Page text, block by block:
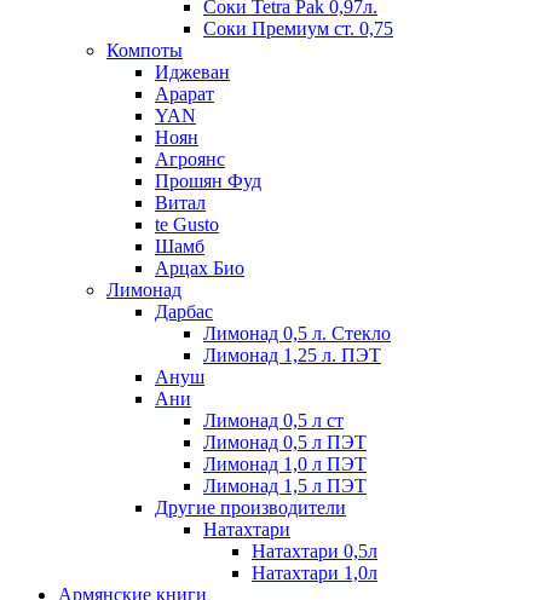
Соки Tetra Pak 0,97л.
Соки Премиум ст. 0,75
Компоты
Иджеван
Арарат
YAN
Ноян
Агроянс
Прошян Фуд
Витал
te Gusto
Шамб
Арцах Био
Лимонад
Дарбас
Лимонад 0,5 л. Стекло
Лимонад 1,25 л. ПЭТ
Ануш
Ани
Лимонад 0,5 л ст
Лимонад 0,5 л ПЭТ
Лимонад 1,0 л ПЭТ
Лимонад 1,5 л ПЭТ
Другие производители
Натахтари
Натахтари 0,5л
Натахтари 1,0л
Армянские книги